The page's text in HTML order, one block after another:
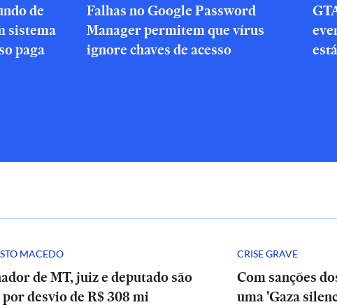
de
sistema
paga
Falhas no Google Password
Manager permitem que vírus
ignore chaves de acesso
MACEDO
de MT, juiz e deputado são
desvio de R$ 308 mi
CRISE GRAVE
Com sanções
uma 'Gaza